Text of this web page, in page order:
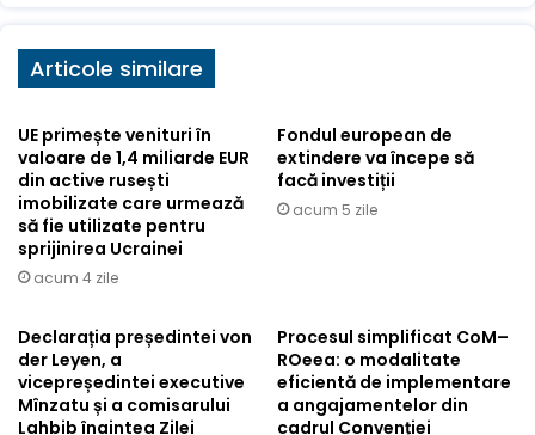
Articole similare
UE primește venituri în
valoare de 1,4 miliarde EUR
din active rusești
imobilizate care urmează
să fie utilizate pentru
sprijinirea Ucrainei
acum 4 zile
Fondul european de
extindere va începe să
facă investiții
acum 5 zile
Declarația președintei von
der Leyen, a
vicepreședintei executive
Mînzatu și a comisarului
Lahbib înaintea Zilei
Procesul simplificat CoM–
ROeea: o modalitate
eficientă de implementare
a angajamentelor din
cadrul Convenției